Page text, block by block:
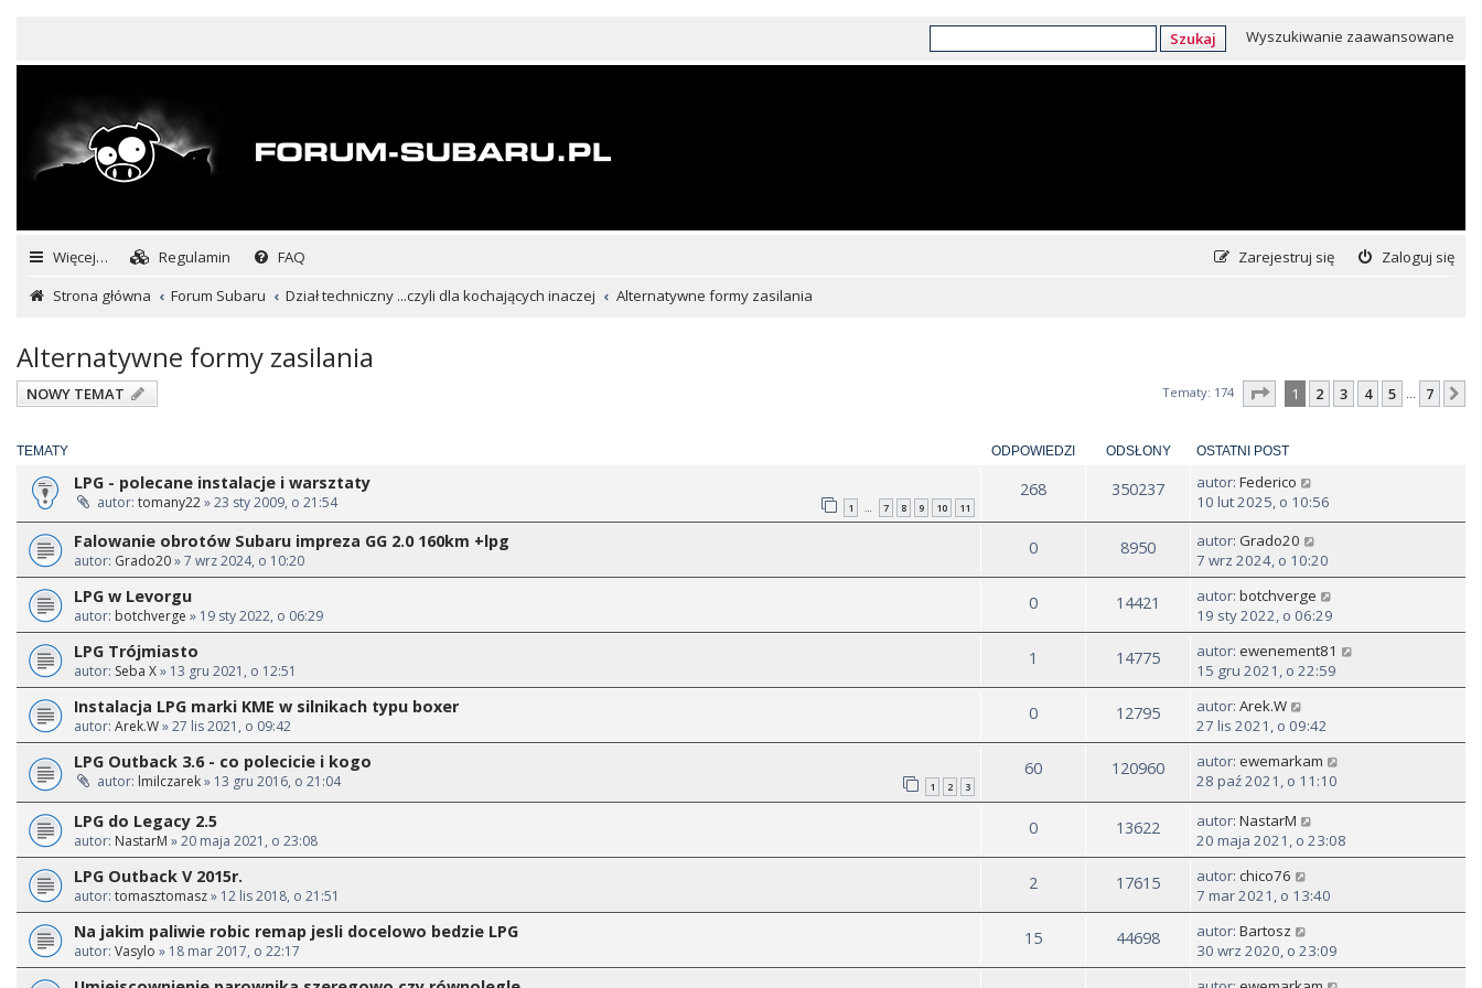
Szukaj Wyszukiwanie zaawansowane
Więcej… Regulamin FAQ Zaloguj się
Zarejestruj się
Strona główna
Forum Subaru Dział techniczny ...czyli dla kochających inaczej Alternatywne formy zasilania
Alternatywne formy zasilania
NOWY TEMAT Tematy: 174 Strona1 z7
1 2 3 4 5 … 7
TEMATY ODPOWIEDZI ODSŁONY OSTATNI POST
LPG - polecane instalacje i warsztaty
autor: tomany22» 23 sty 2009, o 21:54 1 … 7 8 9 10 11
268 350237 autor: Federico
10 lut 2025, o 10:56
Falowanie obrotów Subaru impreza GG 2.0 160km +lpg
autor: Grado20» 7 wrz 2024, o 10:20
0 8950 autor: Grado20
7 wrz 2024, o 10:20
LPG w Levorgu
autor: botchverge » 19 sty 2022, o 06:29
0 14421 autor: botchverge
19 sty 2022, o 06:29
LPG Trójmiasto
autor: Seba X» 13 gru 2021, o 12:51
1 14775 autor: ewenement81
15 gru 2021, o 22:59
Instalacja LPG marki KME w silnikach typu boxer
autor: Arek.W» 27 lis 2021, o 09:42
0 12795 autor: Arek.W
27 lis 2021, o 09:42
LPG Outback 3.6 - co polecicie i kogo
autor: lmilczarek» 13 gru 2016, o 21:04 1 2 3
60 120960 autor: ewemarkam
28 paź 2021, o 11:10
LPG do Legacy 2.5
autor: NastarM » 20 maja 2021, o 23:08
0 13622 autor: NastarM
20 maja 2021, o 23:08
LPG Outback V 2015r.
autor: tomasztomasz» 12 lis 2018, o 21:51
2 17615 autor: chico76
7 mar 2021, o 13:40
Na jakim paliwie robic remap jesli docelowo bedzie LPG
autor: Vasylo » 18 mar 2017, o 22:17
15 44698 autor: Bartosz
30 wrz 2020, o 23:09